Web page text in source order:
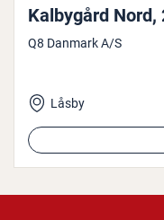
Kalbygård Nord,
Q8 Danmark A/S
Låsby